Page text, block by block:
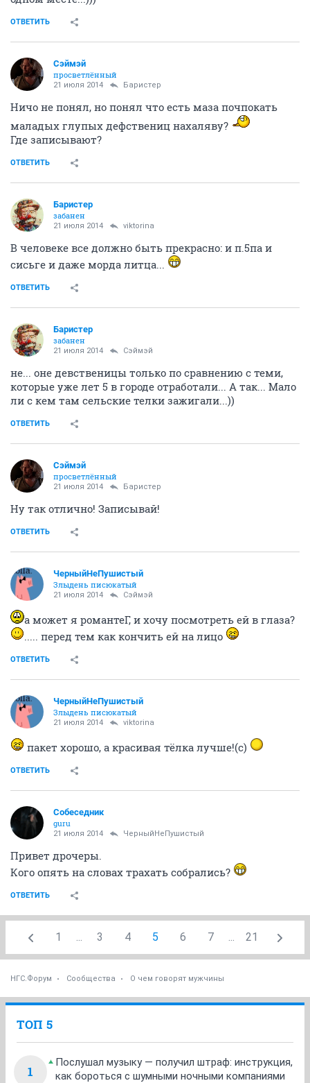
ОТВЕТИТЬ
Сэймэй
просветлённый
21 июля 2014 Баристер
Ничо не понял, но понял что есть маза почпокать
маладых глупых дефствениц нахаляву?
Где записывают?
ОТВЕТИТЬ
Баристер
забанен
21 июля 2014 viktorina
В человеке все должно быть прекрасно: и п.5па и
сисьге и даже морда литца...
ОТВЕТИТЬ
Баристер
забанен
21 июля 2014 Сэймэй
не... оне девственицы только по сравнению с теми,
которые уже лет 5 в городе отработали... А так... Мало
ли с кем там сельские телки зажигали...))
ОТВЕТИТЬ
Сэймэй
просветлённый
21 июля 2014 Баристер
Ну так отлично! Записывай!
ОТВЕТИТЬ
ЧерныйНеПушистый
Злыдень писюкатый
21 июля 2014 Сэймэй
а может я романтеГ, и хочу посмотреть ей в глаза?
..... перед тем как кончить ей на лицо
ОТВЕТИТЬ
ЧерныйНеПушистый
Злыдень писюкатый
21 июля 2014 viktorina
пакет хорошо, а красивая тёлка лучше!(с)
ОТВЕТИТЬ
Собеседник
guru
21 июля 2014 ЧерныйНеПушистый
Привет дрочеры.
Кого опять на словах трахать собрались?
ОТВЕТИТЬ
1 ... 3 4 5 6 7 ... 21
НГС.Форум Сообщества О чем говорят мужчины
ТОП 5
1
Послушал музыку — получил штраф: инструкция,
как бороться с шумными ночными компаниями